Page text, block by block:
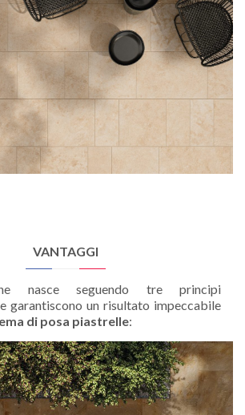
VANTAGGI
nasce seguendo tre principi
garantiscono un risultato impeccabile
di posa piastrelle: